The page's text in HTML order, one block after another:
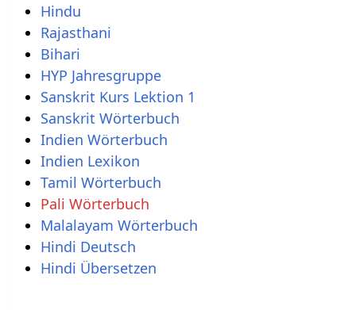
Hindu
Rajasthani
Bihari
HYP Jahresgruppe
Sanskrit Kurs Lektion 1
Sanskrit Wörterbuch
Indien Wörterbuch
Indien Lexikon
Tamil Wörterbuch
Pali Wörterbuch
Malalayam Wörterbuch
Hindi Deutsch
Hindi Übersetzen